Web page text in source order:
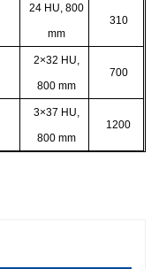
24 HU, 800
mm
310
2×32 HU,
800 mm
700
3×37 HU,
800 mm
1200